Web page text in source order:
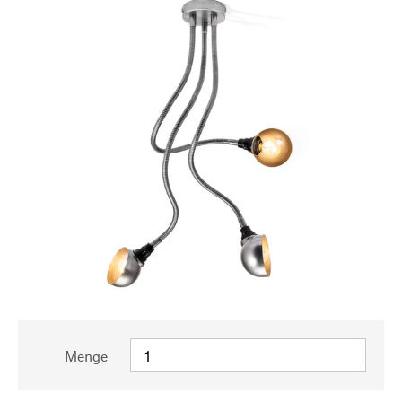
Menge